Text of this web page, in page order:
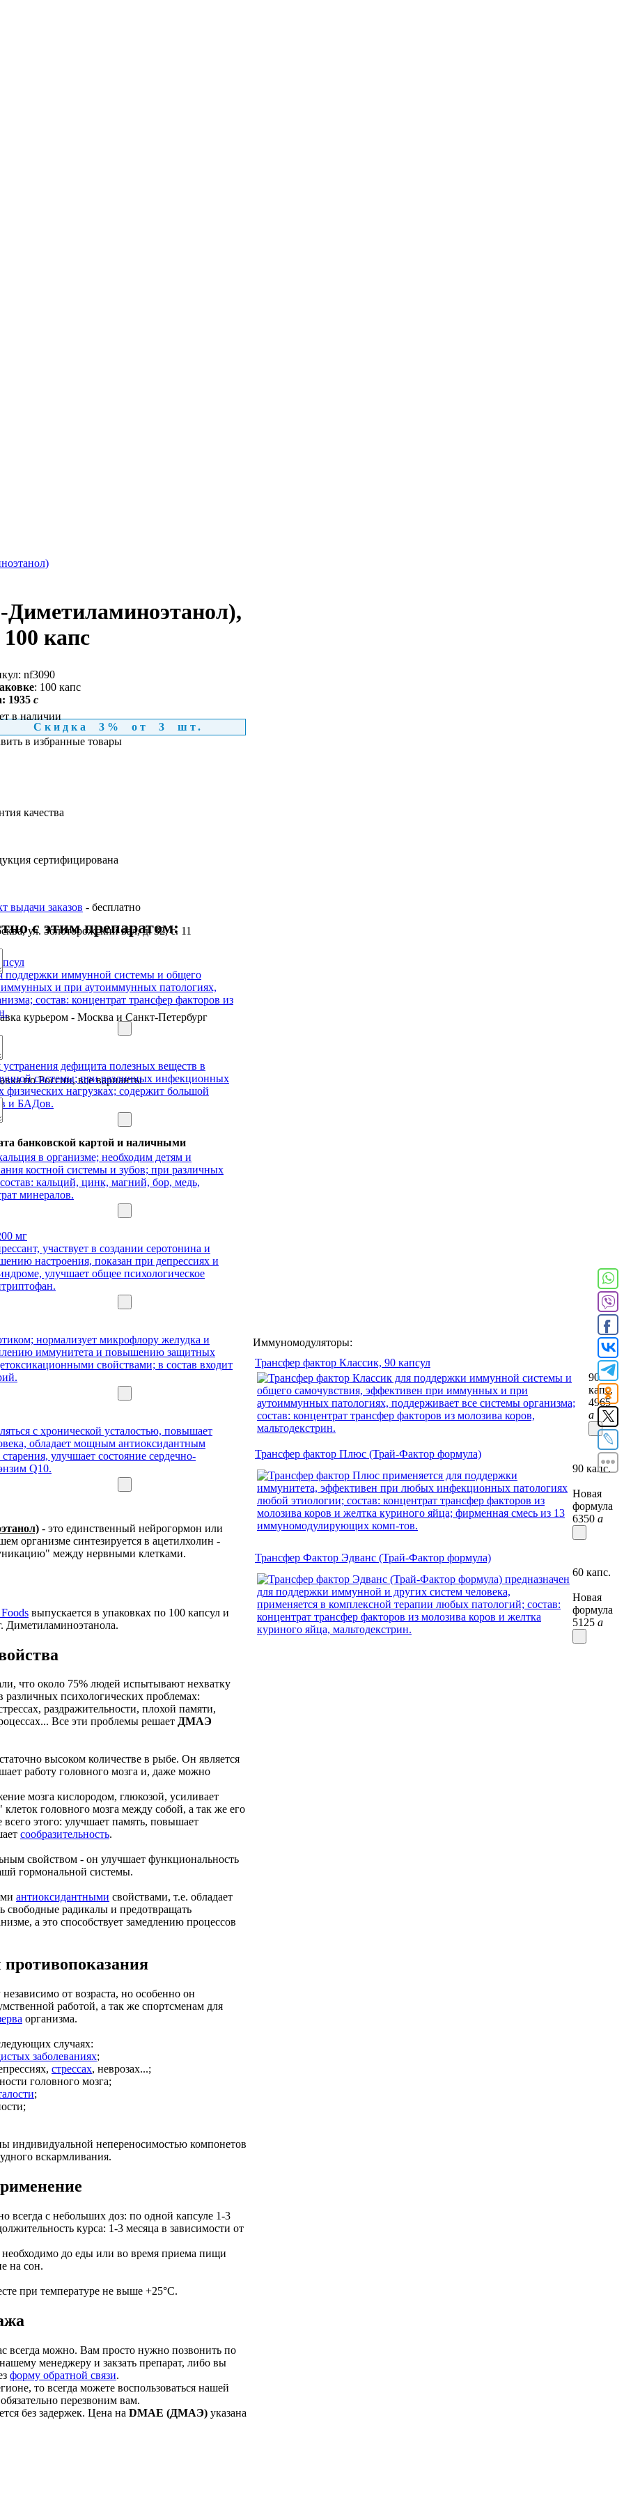
100 капс
nf3090
: 100 капс
1935 c
в наличии
Скидка 3% от 3 шт.
в избранные товары
качества
сертифицирована
выдачи заказов - бесплатно
ул. Золоторожский вал, д. 32, с. 11
курьером - Москва и Санкт-Петербург
по России, все варианты
банковской картой и наличными
с этим препаратом:
мг
- это единственный нейрогормон или
организме синтезируется в ацетилхолин -
между нервными клетками.
выпускается в упаковках по 100 капсул и
Диметиламиноэтанола.
что около 75% людей испытывают нехватку
различных психологических проблемах:
раздражительности, плохой памяти,
Все эти проблемы решает ДМАЭ
высоком количестве в рыбе. Он является
работу головного мозга и, даже можно
мозга кислородом, глюкозой, усиливает
головного мозга между собой, а так же его
всего этого: улучшает память, повышает
сообразительность.
свойством - он улучшает функциональность
гормональной системы.
антиоксидантными свойствами, т.е. обладает
свободные радикалы и предотвращать
а это способствует замедлению процессов
от возраста, но особенно он
работой, а так же спортсменам для
организма.
случаях:
заболеваниях;
стрессах, неврозах...;
головного мозга;
;
индивидуальной непереносимостью компонетов
вскармливания.
всегда с небольших доз: по одной капсуле 1-3
курса: 1-3 месяца в зависимости от
необходимо до еды или во время приема пищи
на сон.
при температуре не выше +25°С.
можно. Вам просто нужно позвонить по
менеджеру и закзать препарат, либо вы
форму обратной связи.
то всегда можете воспользоваться нашей
перезвоним вам.
без задержек. Цена на DMAE (ДМАЭ) указана
Иммуномодуляторы:
Трансфер фактор Классик, 90 капсул
90
капс.
4965
a
Трансфер фактор Плюс (Трай-Фактор формула)
90 капс.
Новая
формула
6350 a
Трансфер Фактор Эдванс (Трай-Фактор формула)
60 капс.
Новая
формула
5125 a